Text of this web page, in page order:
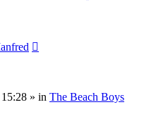
» in The Beach Boys